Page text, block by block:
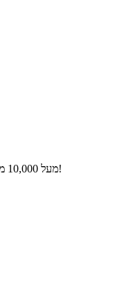
מעל 10,000 מוצרים ומאכלים במאגר עם ערכים תזונתיים!